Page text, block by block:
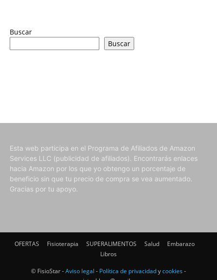
Buscar
Buscar
Esta web participa en el Programa de Afiliados de Amazon
Services LLC (publicidad de afiliados). Encontrarás enlaces
hacia Amazon por los que yo obtengo un porcentaje de
beneficio sin que tu precio de compra se vea aumentado.
Gracias por tu apoyo.
OFERTAS Fisioterapia SUPERALIMENTOS Salud
Embarazo
Libros
© FisioStar -Aviso legal - Política de privacidadycookies -